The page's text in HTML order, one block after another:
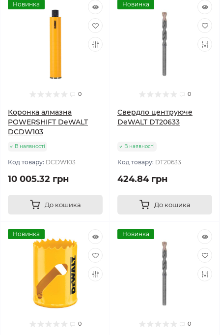
Новинка
0
Коронка алмазна
POWERSHIFT DeWALT
DCDW103
В наявності
Код товару: DCDW103
10 005.32 грн
До кошика
Новинка
0
Cвердло центруюче
DeWALT DT20633
В наявності
Код товару: DT20633
424.84 грн
До кошика
Новинка
0
Новинка
0